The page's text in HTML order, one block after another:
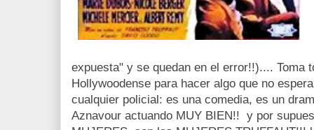
expuesta" y se quedan en el error!!).... Toma
Hollywoodense para hacer algo que no
cualquier policial: es una comedia, es un
Aznavour actuando MUY BIEN!! y por